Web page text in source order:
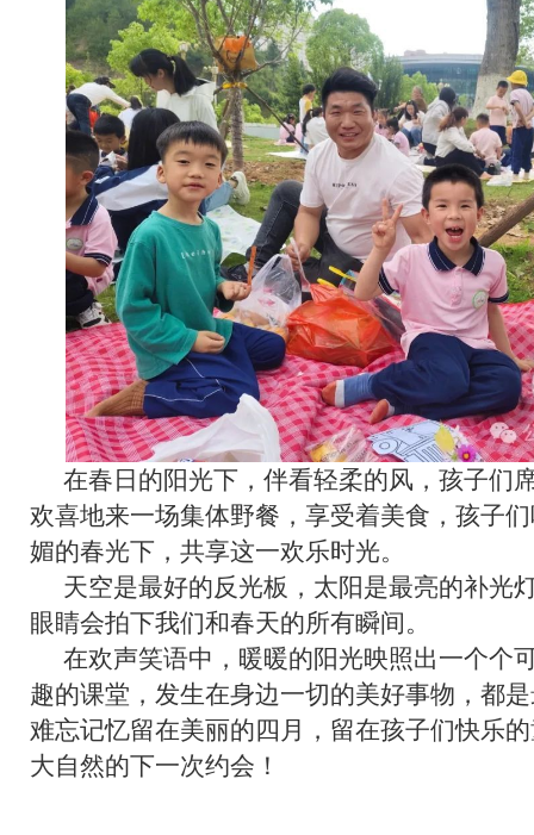
在春日的阳光下，伴看轻柔的风，孩子们
欢喜地来一场集体野餐，享受着美食，孩子
媚的春光下，共享这一欢乐时光。
天空是最好的反光板，太阳是最亮的补光
眼睛会拍下我们和春天的所有瞬间。
在欢声笑语中，暖暖的阳光映照出一个个
趣的课堂，发生在身边一切的美好事物，都
难忘记忆留在美丽的四月，留在孩子们快乐
大自然的下一次约会！